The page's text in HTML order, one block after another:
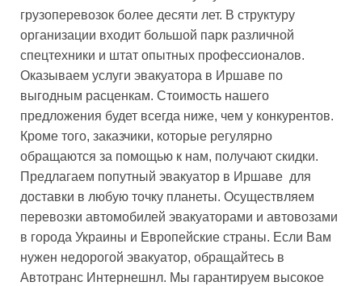
грузоперевозок более десяти лет. В структуру
организации входит большой парк различной
спецтехники и штат опытных профессионалов.
Оказываем услуги эвакуатора в Иршаве по
выгодным расценкам. Стоимость нашего
предложения будет всегда ниже, чем у конкурентов.
Кроме того, заказчики, которые регулярно
обращаются за помощью к нам, получают скидки.
Предлагаем попутный эвакуатор в Иршаве для
доставки в любую точку планеты. Осуществляем
перевозки автомобилей эвакуаторами и автовозами
в города Украины и Европейские страны. Если Вам
нужен недорогой эвакуатор, обращайтесь в
Автотранс Интернешнл. Мы гарантируем высокое